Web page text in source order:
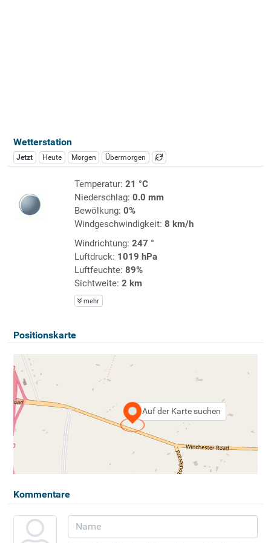
Wetterstation
Jetzt Heute Morgen Übermorgen
Temperatur: 21 °C
Niederschlag: 0.0 mm
Bewölkung: 0%
Windgeschwindigkeit: 8 km/h
Windrichtung: 247 °
Luftdruck: 1019 hPa
Luftfeuchte: 89%
Sichtweite: 2 km
mehr
Positionskarte
Auf der Karte suchen
Kommentare